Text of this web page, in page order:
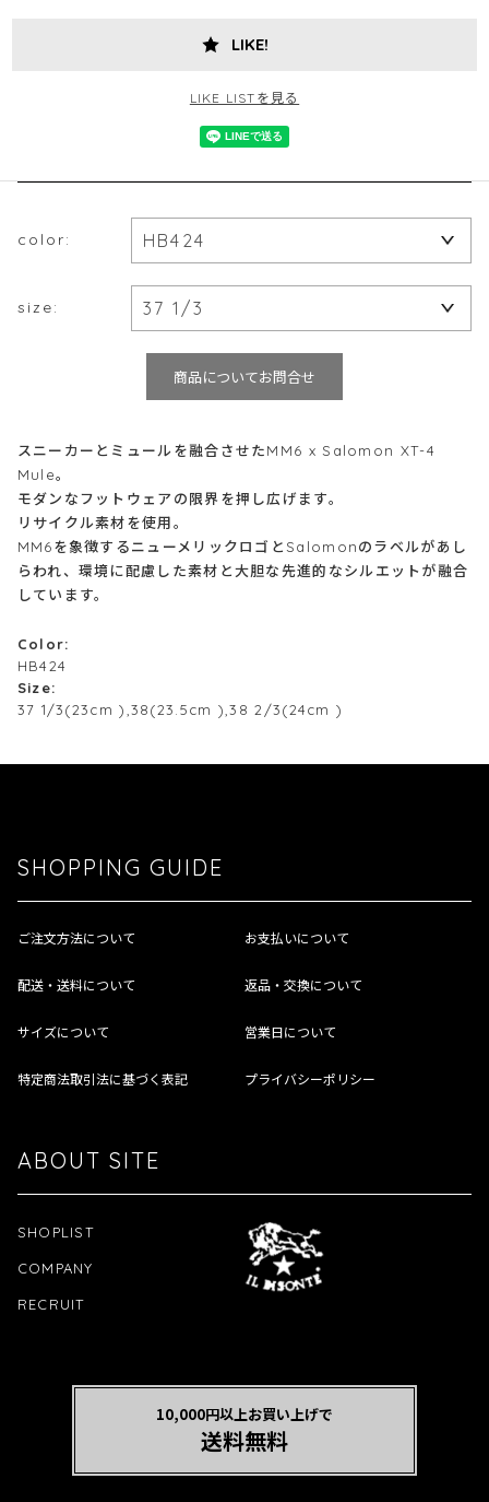
LIKE!
LIKE LISTを見る
color:
size:
商品についてお問合せ
スニーカーとミュールを融合させたMM6 x Salomon XT-4
Mule。
モダンなフットウェアの限界を押し広げます。
リサイクル素材を使用。
MM6を象徴するニューメリックロゴとSalomonのラベルがあし
らわれ、環境に配慮した素材と大胆な先進的なシルエットが融合
しています。
Color:
HB424
Size:
37 1/3(23cm ),38(23.5cm ),38 2/3(24cm )
SHOPPING GUIDE
ご注文方法について お支払いについて
配送・送料について 返品・交換について
サイズについて 営業日について
特定商法取引法に基づく表記 プライバシーポリシー
ABOUT SITE
SHOPLIST
COMPANY
RECRUIT
10,000円以上お買い上げで
送料無料